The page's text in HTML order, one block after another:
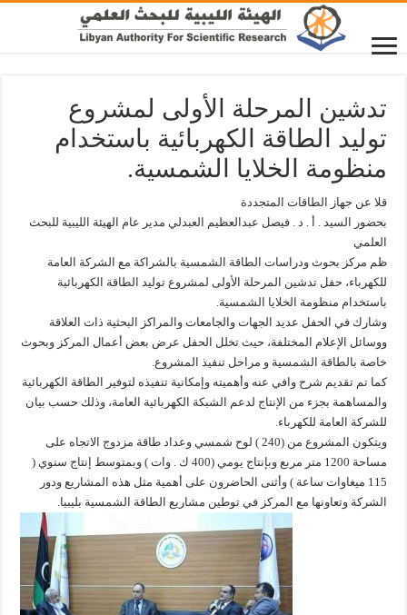
تدشين المرحلة الأولى لمشروع
توليد الطاقة الكهربائية باستخدام
منظومة الخلايا الشمسية.
قلا عن جهاز الطاقات المتجددة
بحضور السيد . أ . د . فيصل عبدالعظيم العبدلي مدير عام الهيئة الليبية للبحث
العلمي
ظم مركز بحوث ودراسات الطاقة الشمسية بالشراكة مع الشركة العامة
للكهرباء، حفل تدشين المرحلة الأولى لمشروع توليد الطاقة الكهربائية
باستخدام منظومة الخلايا الشمسية.
وشارك في الحفل عديد الجهات والجامعات والمراكز البحثية ذات العلاقة
ووسائل الإعلام المختلفة، حيث تخلل الحفل عرض بعض أعمال المركز وبحوث
خاصة بالطاقة الشمسية و مراحل تنفيذ المشروع.
كما تم تقديم شرح وافي عنه وأهميته وإمكانية تنفيذه لتوفير الطاقة الكهربائية
والمساهمة بجزء من الإنتاج لدعم الشبكة الكهربائية العامة، وذلك حسب بيان
للشركة العامة للكهرباء.
ويتكون المشروع من (240 ) لوح شمسي وعداد طاقة مزدوج الاتجاه على
مساحة 1200 متر مربع وبإنتاج يومي (400 ك . وات ) وبمتوسط إنتاج سنوي (
115 ميغاوات ساعة ) وأثنى الحاضرون على أهمية مثل هذه المشاريع ودور
الشركة وتعاونها مع المركز في توطين مشاريع الطاقة الشمسية بليبيا.